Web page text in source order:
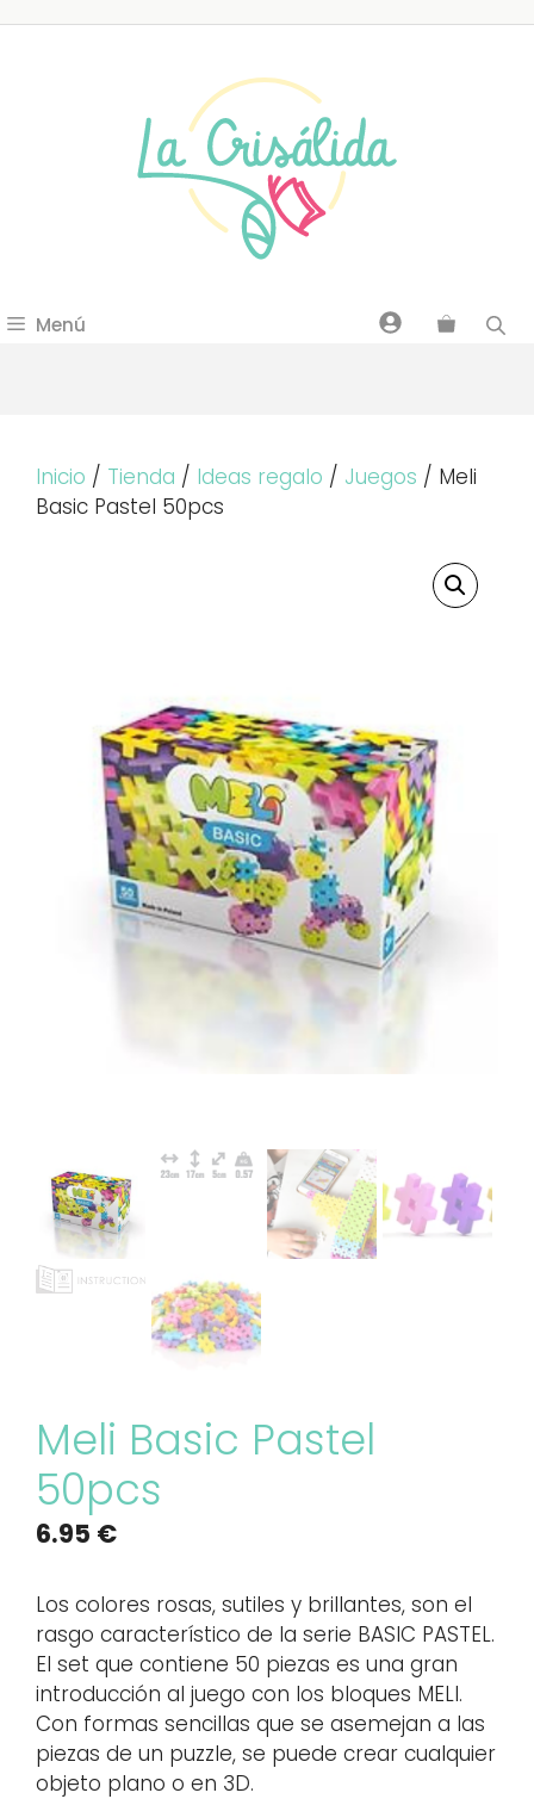
Menú
Inicio / Tienda / Ideas regalo / Juegos / Meli
Basic Pastel 50pcs
Meli Basic Pastel
50pcs
6.95 €
Los colores rosas, sutiles y brillantes, son el
rasgo característico de la serie BASIC PASTEL.
El set que contiene 50 piezas es una gran
introducción al juego con los bloques MELI.
Con formas sencillas que se asemejan a las
piezas de un puzzle, se puede crear cualquier
objeto plano o en 3D.